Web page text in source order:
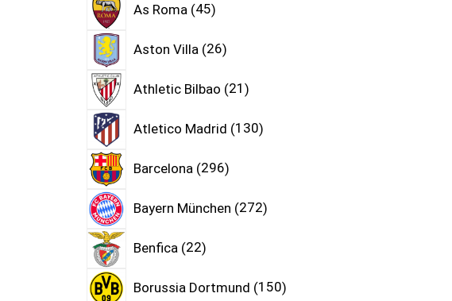
As Roma 45
Aston Villa 26
Athletic Bilbao 21
Atletico Madrid 130
Barcelona 296
Bayern München 272
Benfica 22
Borussia Dortmund 150